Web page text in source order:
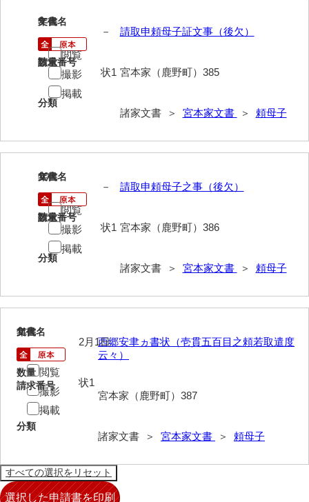
岡家文書（周南市）
岡田家文書（徳地町）
岡田家文書（萩市）
岡田学収集史料
岡藤家文書
岡本家文書（周防大島町）
小川家文書
小川五郎収集史料
尾崎家文書
尾崎家文書（防府市）
小沢太郎文書
小田家文書（山口市吉敷）
小田家文書（柳井市金屋）
小田家文書（柳井市和田）
小野家文書
9
文書名
請取申頼母子証文事（後欠）
請求番号
宮本家（鹿野町）385
分類
諸家文書 ＞ 宮本家文書 ＞ 頼母子
年代
－
数量
状1
閲覧
撮影
掲載
10
文書名
請取申頼母子之事（後欠）
請求番号
宮本家（鹿野町）386
分類
諸家文書 ＞ 宮本家文書 ＞ 頼母子
年代
－
数量
状1
閲覧
撮影
掲載
11
文書名
西郷安聿ヵ書状（壱貫五百目之頼若取遣度
云々）
請求番号
宮本家（鹿野町）387
分類
諸家文書 ＞ 宮本家文書 ＞ 頼母子
年代
2月1日
数量
状1
閲覧
撮影
掲載